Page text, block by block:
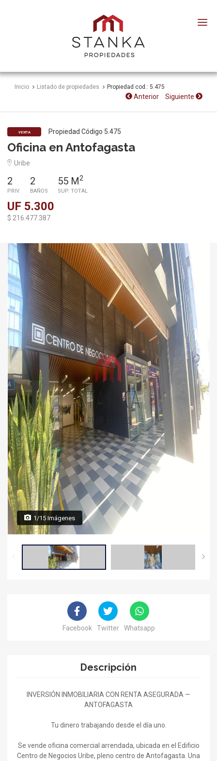
Propiedades
Inicio Listado de propiedades Propiedad cod.: 5.475
Anterior Siguiente
VENTA Propiedad Código 5.475
Oficina en Antofagasta
Uribe
2
PRIV.
2
BAÑOS
55 M2
SUP. TOTAL
UF 5.300
$ 216.477.387
1/15 Imágenes
Facebook Twitter Whatsapp
Descripción
INVERSIÓN INMOBILIARIA CON RENTA ASEGURADA —
ANTOFAGASTA
Tu dinero trabajando desde el día uno.
Se vende oficina comercial arrendada, ubicada en el Edificio
Centro de Negocios Uribe, pleno centro de Antofagasta. Una